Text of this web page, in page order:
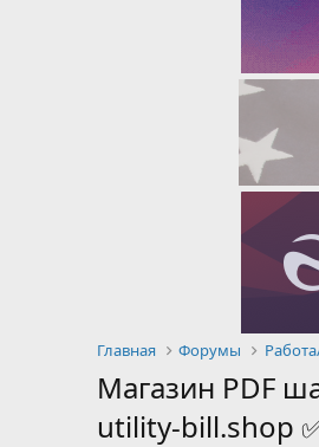
Главная Форумы
Магазин PDF
utility-bill.shop